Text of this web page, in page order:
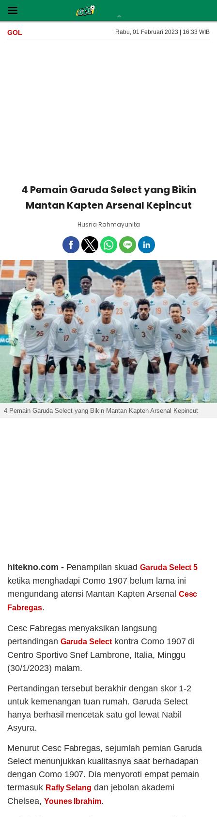
GOL Rabu, 01 Februari 2023 | 16:33 WIB
4 Pemain Garuda Select yang Bikin
Mantan Kapten Arsenal Kepincut
Husna Rahmayunita
4 Pemain Garuda Select yang Bikin Mantan Kapten Arsenal Kepincut
hitekno.com - Penampilan skuad Garuda Select 5
ketika menghadapi Como 1907 belum lama ini
mengundang atensi Mantan Kapten Arsenal Cesc
Fabregas.
Cesc Fabregas menyaksikan langsung
pertandingan Garuda Select kontra Como 1907 di
Centro Sportivo Snef Lambrone, Italia, Minggu
(30/1/2023) malam.
Pertandingan tersebut berakhir dengan skor 1-2
untuk kemenangan tuan rumah. Garuda Select
hanya berhasil mencetak satu gol lewat Nabil
Asyura.
Menurut Cesc Fabregas, sejumlah pemian Garuda
Select menunjukkan kualitasnya saat berhadapan
dengan Como 1907. Dia menyoroti empat pemain
termasuk Rafly Selang dan jebolan akademi
Chelsea, Younes Ibrahim.